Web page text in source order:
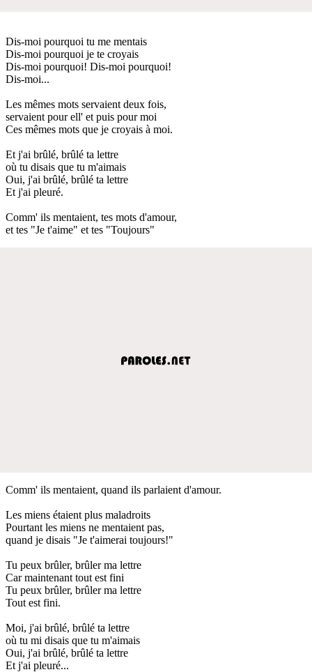
Dis-moi pourquoi tu me mentais
Dis-moi pourquoi je te croyais
Dis-moi pourquoi! Dis-moi pourquoi!
Dis-moi...
Les mêmes mots servaient deux fois,
servaient pour ell' et puis pour moi
Ces mêmes mots que je croyais à moi.
Et j'ai brûlé, brûlé ta lettre
où tu disais que tu m'aimais
Oui, j'ai brûlé, brûlé ta lettre
Et j'ai pleuré.
Comm' ils mentaient, tes mots d'amour,
et tes "Je t'aime" et tes "Toujours"
Comm' ils mentaient, quand ils parlaient d'amour.
Les miens étaient plus maladroits
Pourtant les miens ne mentaient pas,
quand je disais "Je t'aimerai toujours!"
Tu peux brûler, brûler ma lettre
Car maintenant tout est fini
Tu peux brûler, brûler ma lettre
Tout est fini.
Moi, j'ai brûlé, brûlé ta lettre
où tu mi disais que tu m'aimais
Oui, j'ai brûlé, brûlé ta lettre
Et j'ai pleuré...